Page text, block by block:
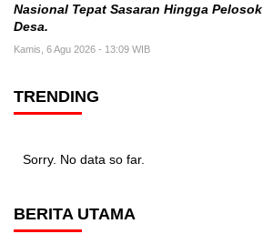
Nasional Tepat Sasaran Hingga Pelosok
Desa.
Kamis, 6 Agu 2026 - 13:09 WIB
TRENDING
Sorry. No data so far.
BERITA UTAMA